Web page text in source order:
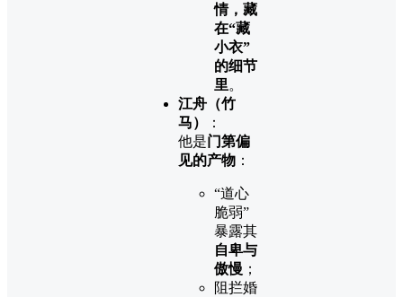
情，藏
在“藏
小衣”
的细节
里。
江舟（竹
马）
：
他是门第偏
见的产物 ：
“道心
脆弱”
暴露其
自卑与
傲慢 ；
阻拦婚